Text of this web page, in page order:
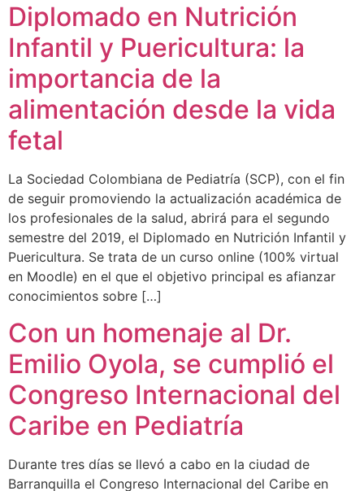
Diplomado en Nutrición
Infantil y Puericultura: la
importancia de la
alimentación desde la vida
fetal
La Sociedad Colombiana de Pediatría (SCP), con el fin
de seguir promoviendo la actualización académica de
los profesionales de la salud, abrirá para el segundo
semestre del 2019, el Diplomado en Nutrición Infantil y
Puericultura. Se trata de un curso online (100% virtual
en Moodle) en el que el objetivo principal es afianzar
conocimientos sobre […]
Con un homenaje al Dr.
Emilio Oyola, se cumplió el
Congreso Internacional del
Caribe en Pediatría
Durante tres días se llevó a cabo en la ciudad de
Barranquilla el Congreso Internacional del Caribe en